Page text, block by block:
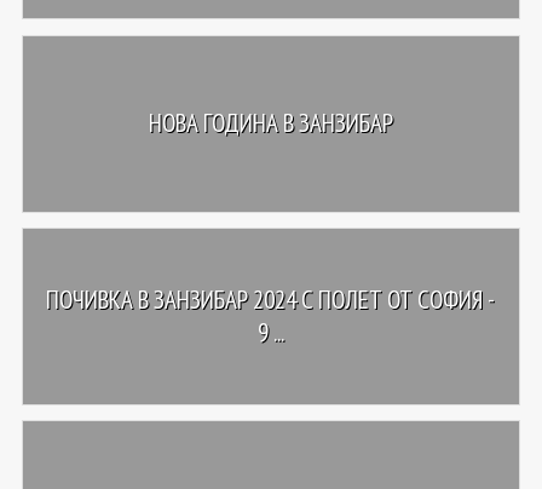
НОВА ГОДИНА В ЗАНЗИБАР
ПОЧИВКА В ЗАНЗИБАР 2024 С ПОЛЕТ ОТ СОФИЯ -
9 ...